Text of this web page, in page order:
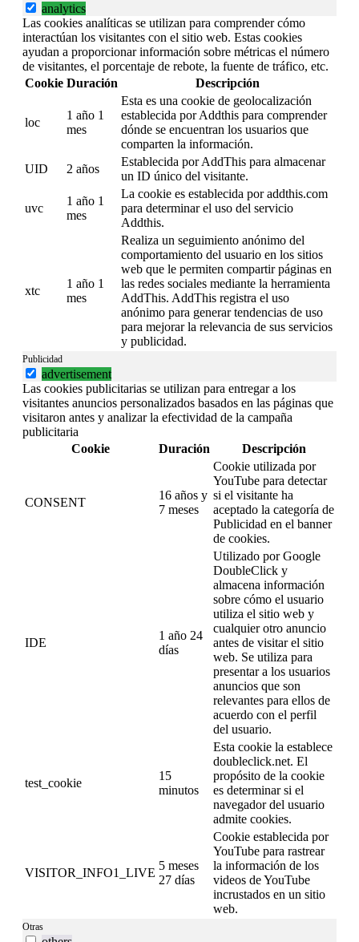
analytics
Las cookies analíticas se utilizan para comprender cómo
interactúan los visitantes con el sitio web. Estas cookies
ayudan a proporcionar información sobre métricas el número
de visitantes, el porcentaje de rebote, la fuente de tráfico, etc.
Cookie Duración Descripción
loc
1 año 1
mes
Esta es una cookie de geolocalización
establecida por Addthis para comprender
dónde se encuentran los usuarios que
comparten la información.
UID
2 años
Establecida por AddThis para almacenar
un ID único del visitante.
uvc
1 año 1
mes
La cookie es establecida por addthis.com
para determinar el uso del servicio
Addthis.
xtc
1 año 1
mes
Realiza un seguimiento anónimo del
comportamiento del usuario en los sitios
web que le permiten compartir páginas en
las redes sociales mediante la herramienta
AddThis. AddThis registra el uso
anónimo para generar tendencias de uso
para mejorar la relevancia de sus servicios
y publicidad.
Publicidad
advertisement
Las cookies publicitarias se utilizan para entregar a los
visitantes anuncios personalizados basados en las páginas que
visitaron antes y analizar la efectividad de la campaña
publicitaria
Cookie
Duración Descripción
CONSENT
16 años y
7 meses
Cookie utilizada por
YouTube para detectar
si el visitante ha
aceptado la categoría de
Publicidad en el banner
de cookies.
IDE
1 año 24
días
Utilizado por Google
DoubleClick y
almacena información
sobre cómo el usuario
utiliza el sitio web y
cualquier otro anuncio
antes de visitar el sitio
web. Se utiliza para
presentar a los usuarios
anuncios que son
relevantes para ellos de
acuerdo con el perfil
del usuario.
test_cookie
15
minutos
Esta cookie la establece
doubleclick.net. El
propósito de la cookie
es determinar si el
navegador del usuario
admite cookies.
VISITOR_INFO1_LIVE
5 meses
27 días
Cookie establecida por
YouTube para rastrear
la información de los
videos de YouTube
incrustados en un sitio
web.
Otras